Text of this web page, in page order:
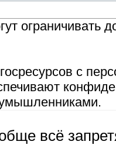
ограничивать
с
всё